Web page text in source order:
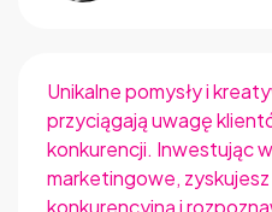
Unikalne pomysły i
przyciągają uwagę
konkurencji. Inwestując
marketingowe,
konkurencyjną i
Jaki